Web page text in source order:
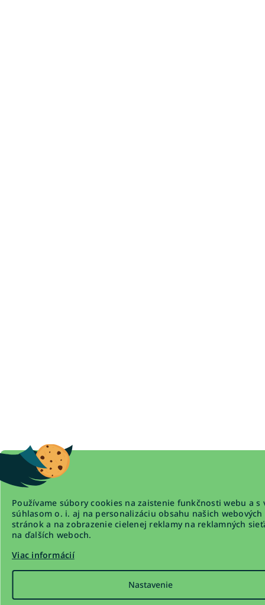
Používame súbory cookies na zaistenie funkčnosti webu a s
súhlasom o. i. aj na personalizáciu obsahu našich webových
stránok a na zobrazenie cielenej reklamy na reklamných
na ďalších weboch.
Viac informácií
Nastavenie